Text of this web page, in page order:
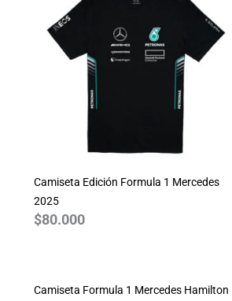
Camiseta Edición Formula 1 Mercedes
2025
$80.000
Camiseta Formula 1 Mercedes Hamilton
precios: